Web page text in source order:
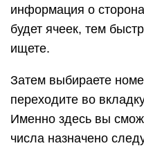
информация о
будет ячеек, тем
ищете.
Затем выбираете
переходите во
Именно здесь вы
числа назначено